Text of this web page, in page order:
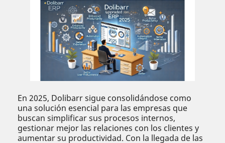
En 2025, Dolibarr sigue consolidándose como
una solución esencial para las empresas que
buscan simplificar sus procesos internos,
gestionar mejor las relaciones con los clientes y
aumentar su productividad. Con la llegada de las